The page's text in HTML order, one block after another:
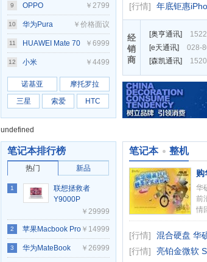
mini(12GB/256GB)
OPPO
Reno14(12GB/256GB)
9 ￥2799
华为Pura
80(12GB/256GB)
10 ￥价格面议
HUAWEI Mate 70
Pro(12GB/512GB)
11 ￥6999
小米
15(12GB/256GB)
12 ￥4499
诺基亚
摩托罗拉
三星
索爱 HTC
年底钜惠
[行情]
经
销
商
[奥亨通讯]
[e天通讯] 028-
[森凯通讯]
undefined
笔记本排行榜
热门 新品
联想拯救者
Y9000P
2025至尊版
(Ultra 9
275HX/64GB/2TB/RTX5090)
1
￥29999
苹果Macbook Pro
14 2021(8核M1
2 ￥14999
华为MateBook
3 ￥26999
笔记本 整机
购
华
前
情
混合硬盘 华
[行情]
亮铂金微软
[行情]